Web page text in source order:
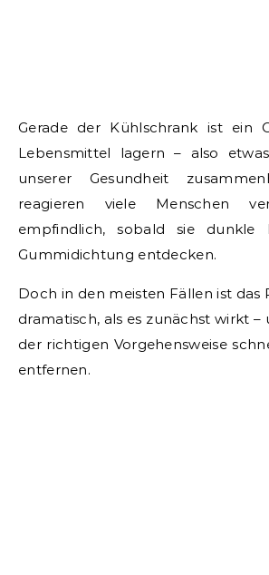
Gerade der Kühlschrank ist ein
Lebensmittel lagern – also
unserer Gesundheit
reagieren viele Menschen
empfindlich, sobald sie dunkle
Gummidichtung entdecken.
Doch in den meisten Fällen ist das
dramatisch, als es zunächst wirkt –
der richtigen Vorgehensweise
entfernen.